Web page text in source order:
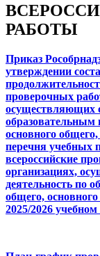
РАБОТЫ
Приказ
утверждении
проверочных
осуществляющих
образовательным
основного
перечня учебных
всероссийские
организациях,
деятельность по
общего,
2025/2026 учебном